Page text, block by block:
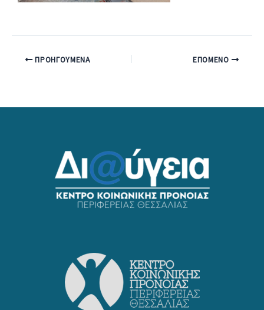
ΠΡΟΗΓΟΎΜΕΝΑ ΕΠΌΜΕΝΟ